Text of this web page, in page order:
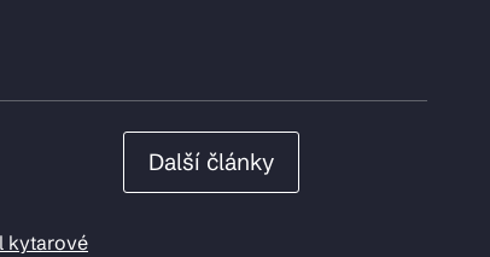
kytarové
Další články